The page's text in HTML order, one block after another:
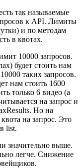
так называемые
к API. Лимиты
и по методам
в квотах.
10000 запросов.
будет стоить нам
таких запросов.
нам стоить 1600
только 6 видео (а
на запрос и
Но на
на запрос. Это
list.
значительно выше.
легче. Снижение